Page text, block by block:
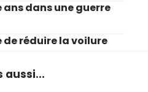
dans une guerre
réduire la voilure
aussi...